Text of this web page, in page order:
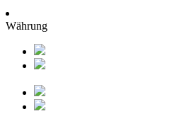
Währung